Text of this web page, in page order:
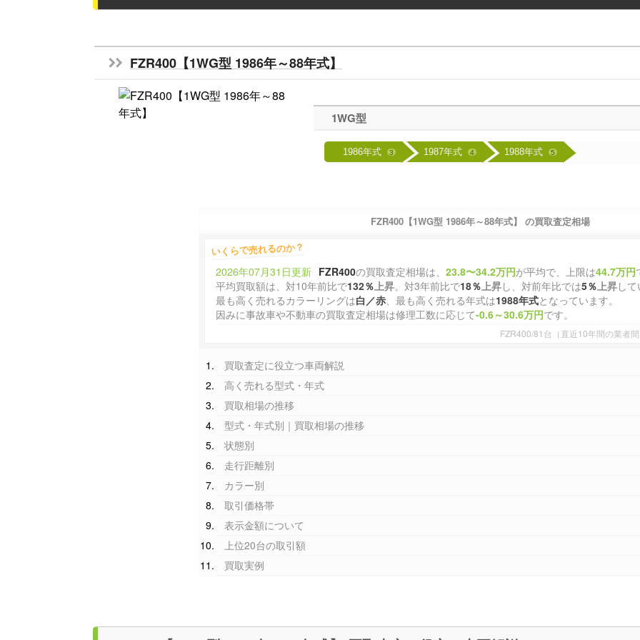
FZR400【1WG型 1986年～88年式】
1WG型
1986年式 3 1987年式 4 1988年式 5
FZR400【1WG型 1986年～88年式】 の買取査定相場
いくらで売れるのか？
2026年07月31日更新 FZR400の買取査定相場は、23.8〜34.2万円が平均で、上限は44.7万円
平均買取額は、対10年前比で132％上昇。対3年前比で18％上昇し、対前年比では5％上昇して
最も高く売れるカラーリングは白／赤、最も高く売れる年式は1988年式となっています。
因みに事故車や不動車の買取査定相場は修理工数に応じて-0.6～30.6万円です。
FZR400/81台（直近10年間の業者
買取査定に役立つ車両解説
高く売れる型式・年式
買取相場の推移
型式・年式別｜買取相場の推移
状態別
走行距離別
カラー別
取引価格帯
表示金額について
上位20台の取引額
買取実例